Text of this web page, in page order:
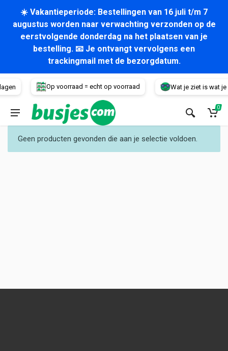
☀️ Vakantieperiode: Bestellingen van 16 juli t/m 7
augustus worden naar verwachting verzonden op de
eerstvolgende donderdag na het plaatsen van je
bestelling. 📧 Je ontvangt vervolgens een
trackingmail met de bezorgdatum.
Op voorraad = echt op voorraad Wat je ziet is wat je
Voertuig
0
Geen producten gevonden die aan je selectie voldoen.